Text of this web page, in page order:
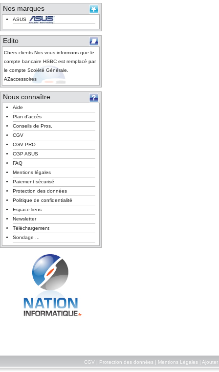
Nos marques
ASUS
Edito
Chers clients Nos vous informons que le
compte bancaire HSBC est remplacé par
le compte Scoiété Générale.
AZaccessoires
Nous connaître
Aide
Plan d'accès
Conseils de Pros.
CGV
CGV PRO
CGP ASUS
FAQ
Mentions légales
Paiement sécurisé
Protection des données
Politique de confidentialité
Espace liens
Newsletter
Téléchargement
Sondage ...
CGV Protection des données| Mentions Légales| Ajouter